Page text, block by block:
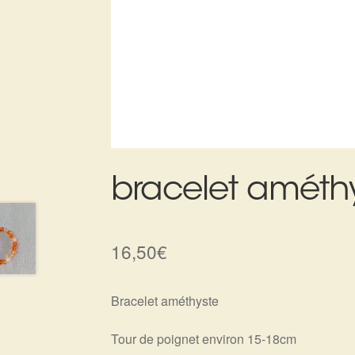
bracelet
16,50€
Bracelet améthyste
Tour de poignet environ 15-18cm